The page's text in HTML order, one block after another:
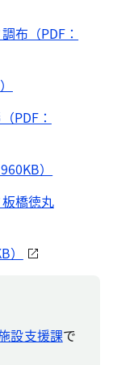
布（PDF：
PDF：
）
橋徳丸
設支援課で